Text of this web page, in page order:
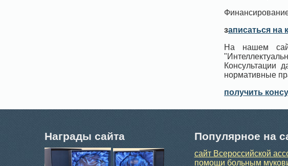
записаться на
На нашем
Консультации
нормативные
получить
Награды сайта Популярное на
сайт Всероссийской
помощи больным